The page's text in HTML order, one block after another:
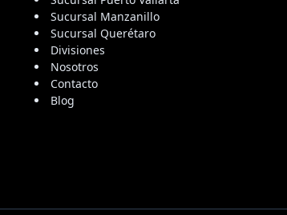
Sucursal Manzanillo
Sucursal Querétaro
Divisiones
Nosotros
Contacto
Blog